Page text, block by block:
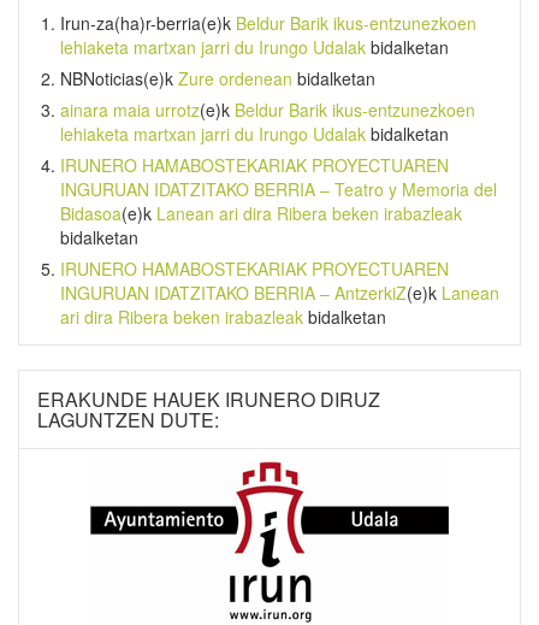
Irun-za(ha)r-berria(e)k Beldur Barik ikus-entzunezkoen
lehiaketa martxan jarri du Irungo Udalak bidalketan
NBNoticias(e)k Zure ordenean bidalketan
ainara maia urrotz(e)k Beldur Barik ikus-entzunezkoen
lehiaketa martxan jarri du Irungo Udalak bidalketan
IRUNERO HAMABOSTEKARIAK PROYECTUAREN
INGURUAN IDATZITAKO BERRIA – Teatro y Memoria del
Bidasoa(e)k Lanean ari dira Ribera beken irabazleak
bidalketan
IRUNERO HAMABOSTEKARIAK PROYECTUAREN
INGURUAN IDATZITAKO BERRIA – AntzerkiZ(e)k Lanean
ari dira Ribera beken irabazleak bidalketan
ERAKUNDE HAUEK IRUNERO DIRUZ
LAGUNTZEN DUTE: